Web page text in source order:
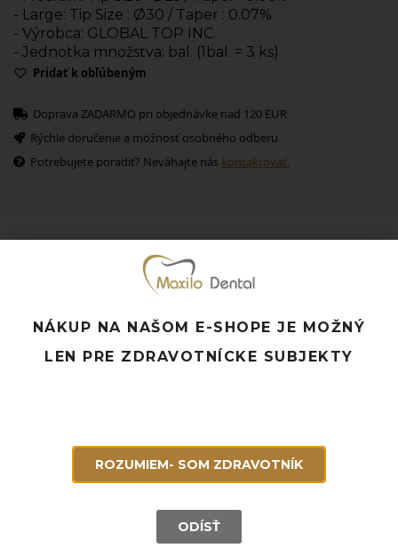
- Large: Tip Size : Ø30 / Taper : 0.07%
- Výrobca: GLOBAL TOP INC.
- Jednotka množstva: bal. (1bal. = 3 ks)
Pridať k obľúbeným
Doprava ZADARMO pri objednávke nad 120 EUR
Rýchle doručenie a možnosť osobného odberu
Potrebujete poradiť? Neváhajte nás kontaktovať.
Súvisiace produkty
NÁKUP NA NAŠOM E-SHOPE JE MOŽNÝ
LEN PRE ZDRAVOTNÍCKE SUBJEKTY
ROZUMIEM- SOM ZDRAVOTNÍK
ODÍSŤ